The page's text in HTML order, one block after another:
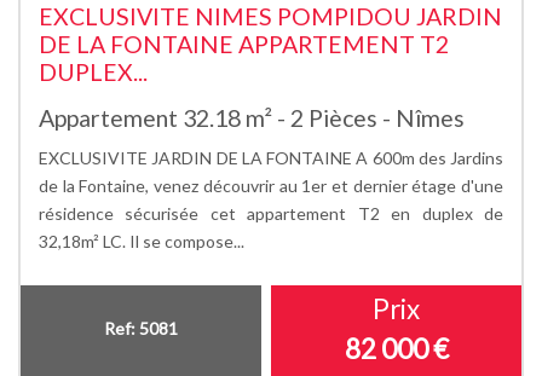
EXCLUSIVITE NIMES POMPIDOU JARDIN
DE LA FONTAINE APPARTEMENT T2
DUPLEX...
Appartement 32.18 m² - 2 Pièces - Nîmes
EXCLUSIVITE JARDIN DE LA FONTAINE A 600m des Jardins
de la Fontaine, venez découvrir au 1er et dernier étage d'une
résidence sécurisée cet appartement T2 en duplex de
32,18m² LC. Il se compose...
Ref: 5081
Prix
82 000€